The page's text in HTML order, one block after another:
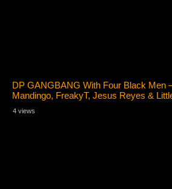
DP GANGBANG With Four Black Men
Mandingo, FreakyT, Jesus Reyes &
4 views